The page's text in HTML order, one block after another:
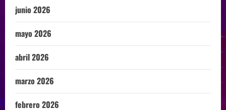
junio 2026
mayo 2026
abril 2026
marzo 2026
febrero 2026